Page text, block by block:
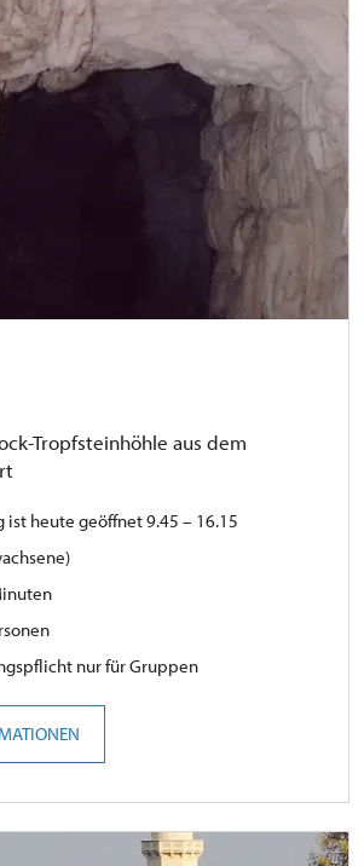
Tropfsteinhöhle aus dem
ist heute geöffnet 9.45 – 16.15
nur für Gruppen